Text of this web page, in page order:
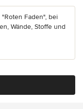
Faden", bei
Wände, Stoffe und